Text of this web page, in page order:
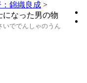
：錦織良成 >
になった男の物
いででんしゃのうん